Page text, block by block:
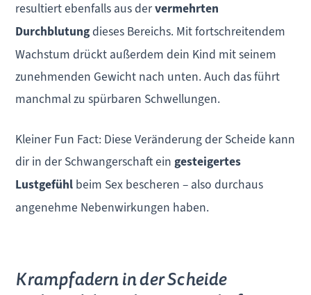
resultiert ebenfalls aus dervermehrten
Durchblutungdieses Bereichs. Mit fortschreitendem
Wachstum drückt außerdem dein Kind mit seinem
zunehmenden Gewicht nach unten. Auch das führt
manchmal zu spürbaren Schwellungen.
Kleiner Fun Fact: Diese Veränderung der Scheide kann
dir in der Schwangerschaft ein gesteigertes
Lustgefühl beim Sex bescheren – also durchaus
angenehme Nebenwirkungen haben.
Krampfadern in der Scheide